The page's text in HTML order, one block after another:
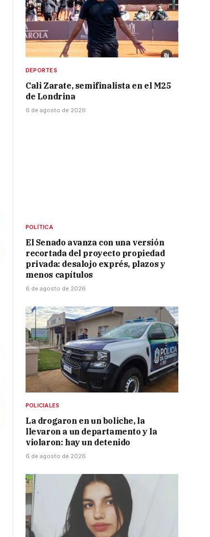
DEPORTES
Cali Zarate, semifinalista en el M25
de Londrina
6 de agosto de 2026
POLÍTICA
El Senado avanza con una versión
recortada del proyecto propiedad
privada: desalojo exprés, plazos y
menos capítulos
6 de agosto de 2026
POLICIALES
La drogaron en un boliche, la
llevaron a un departamento y la
violaron: hay un detenido
6 de agosto de 2026